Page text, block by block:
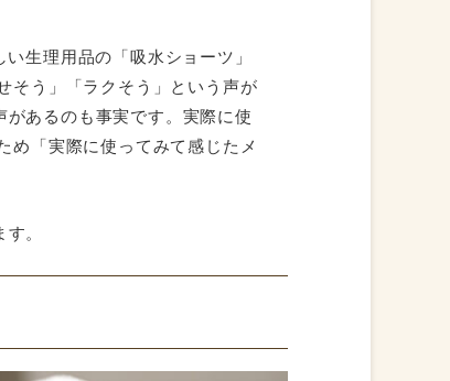
生理用品の「吸水ショーツ」
う」「ラクそう」という声が
があるのも事実です。実際に使
め「実際に使ってみて感じたメ
。